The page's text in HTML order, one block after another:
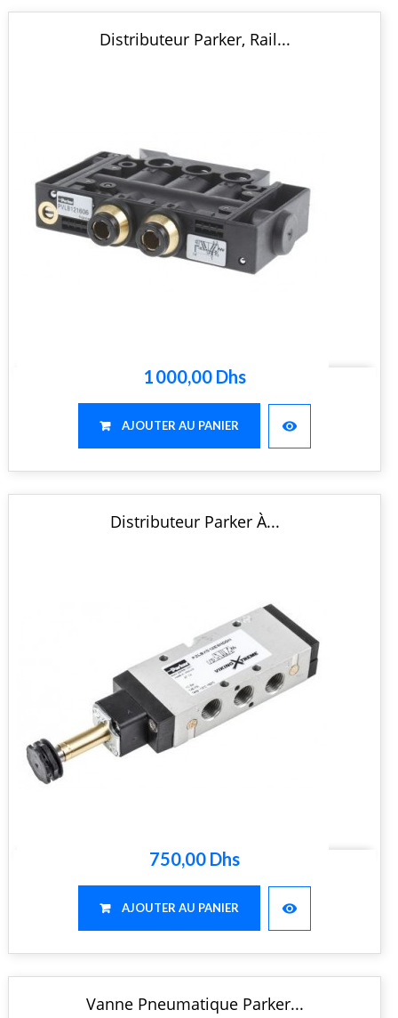
Distributeur Parker, Rail...
1 000,00 Dhs
AJOUTER AU PANIER visibility
Distributeur Parker À...
750,00 Dhs
AJOUTER AU PANIER visibility
Vanne Pneumatique Parker...